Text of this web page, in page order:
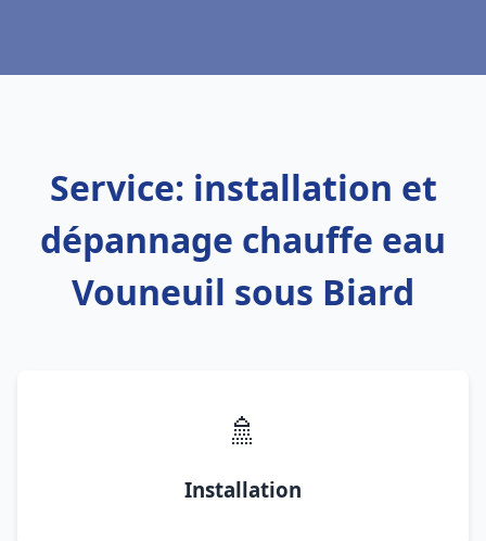
Service: installation et
dépannage chauffe eau
Vouneuil sous Biard
🚿
Installation